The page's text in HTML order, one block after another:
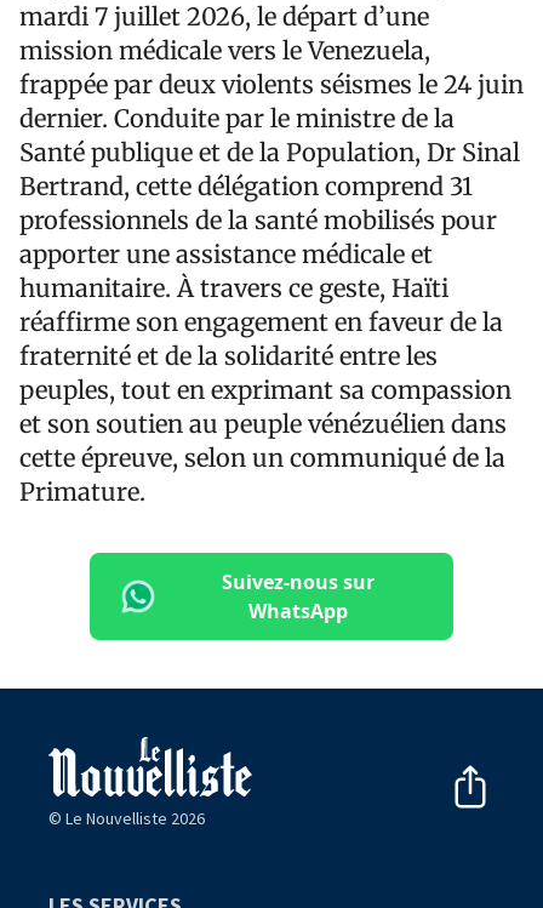
mardi 7 juillet 2026, le départ d’une
mission médicale vers le Venezuela,
frappée par deux violents séismes le 24 juin
dernier. Conduite par le ministre de la
Santé publique et de la Population, Dr Sinal
Bertrand, cette délégation comprend 31
professionnels de la santé mobilisés pour
apporter une assistance médicale et
humanitaire. À travers ce geste, Haïti
réaffirme son engagement en faveur de la
fraternité et de la solidarité entre les
peuples, tout en exprimant sa compassion
et son soutien au peuple vénézuélien dans
cette épreuve, selon un communiqué de la
Primature.
Suivez-nous sur
WhatsApp
© Le Nouvelliste 2026